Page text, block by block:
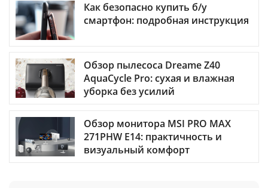
Как безопасно купить б/у
смартфон: подробная инструкция
Обзор пылесоса Dreame Z40
AquaCycle Pro: сухая и влажная
уборка без усилий
Обзор монитора MSI PRO MAX
271PHW E14: практичность и
визуальный комфорт